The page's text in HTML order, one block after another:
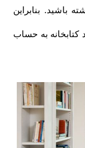
باشید. بنابراین
به حساب